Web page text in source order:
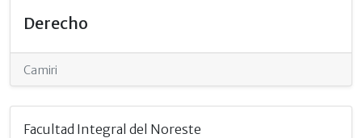
Derecho
Camiri
Facultad Integral del Noreste